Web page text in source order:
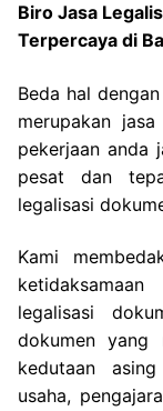
Biro Jasa
Terpercaya di
Beda hal
merupakan
pekerjaan anda
pesat dan
legalisasi
Kami
legalisasi
dokumen
kedutaan
usaha,